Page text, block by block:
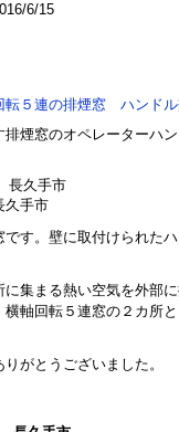
6/15
転５連の排煙窓 ハンド
煙窓のオペレーターハ
久手市
す。壁に取付けられた
集まる熱い空気を外部
軸回転５連窓の２カ所
がとうございました。